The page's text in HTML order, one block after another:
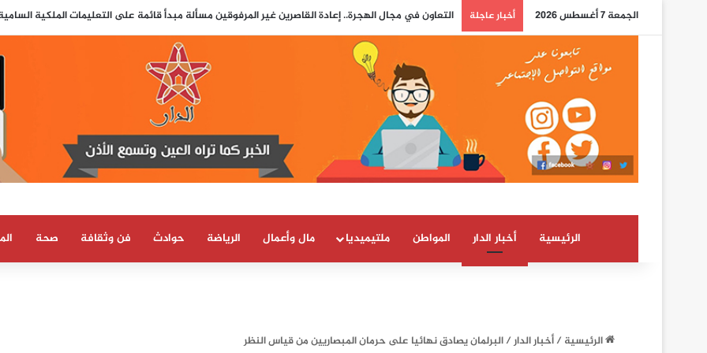
الجمعة 7 أغسطس 2026 أخبار عاجلة التعاون في مجال الهجرة.. إعادة القاصرين غير المرفوقين مسألة مبدأ قائمة على التعليمات الملكية
الرئيسية أخبار الدار المواطن ملتيميديا مال وأعمال الرياضة حوادث فن وثقافة صحة
الرئيسية/أخبار الدار/البرلمان يصادق نهائيا على حرمان المبصاريين من قياس النظر